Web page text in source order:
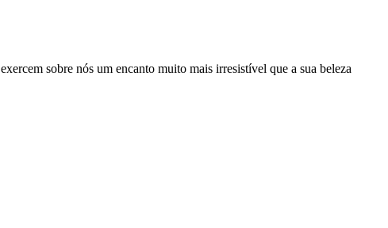
sobre nós um encanto muito mais irresistível que a sua beleza